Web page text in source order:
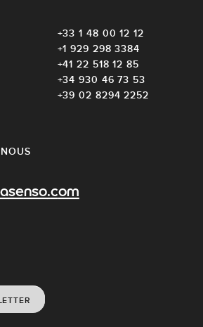
+33 1 48 00 12 12
+1 929 298 3384
+41 22 518 12 85
+34 930 46 73 53
+39 02 8294 2252